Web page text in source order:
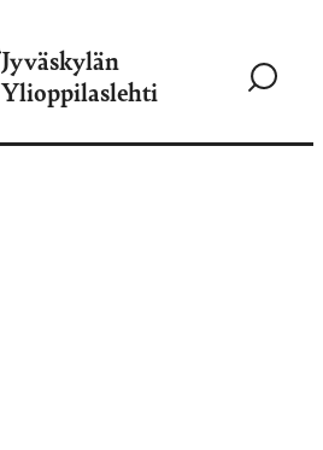
Jyväskylän
Ylioppilaslehti
Siirry